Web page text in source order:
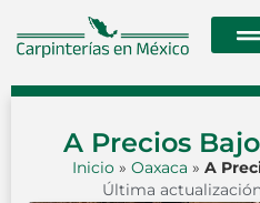
A Precios
Inicio » Oaxaca » A
Última